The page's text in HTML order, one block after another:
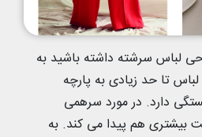
لباس سرشته داشته باشید به
تا حد زیادی به پارچه
دارد. در مورد سرهمی
هم پیدا می کند. به